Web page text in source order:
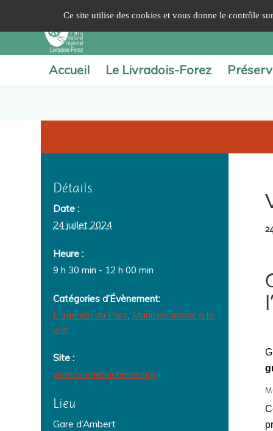
Accueil Le Livradois-Forez
Détails
Date :
24 juillet 2024
Heure :
9 h 30 min - 12 h 00 min
Catégories d’Évènement:
L'agenda du Parc, Manifestations à la
une
Site :
vismaviedebucheron.org
Lieu
Gare d’Ambert
Ce site utilise des cookies et vous donne le contrôle